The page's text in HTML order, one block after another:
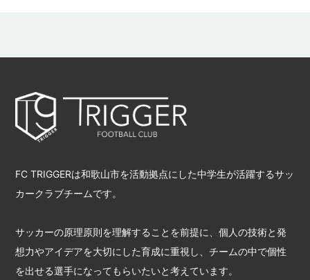
FC TRIGGERは和歌山市を活動拠点にした中学生が活躍するサッ
カークラブチームです。
サッカーの原理原則を理解することを前提に、個人の技術と発
想力やアイデアを大切にした育成に重視し、チームの中で個性
を出せる選手になってもらいたいと考えています。